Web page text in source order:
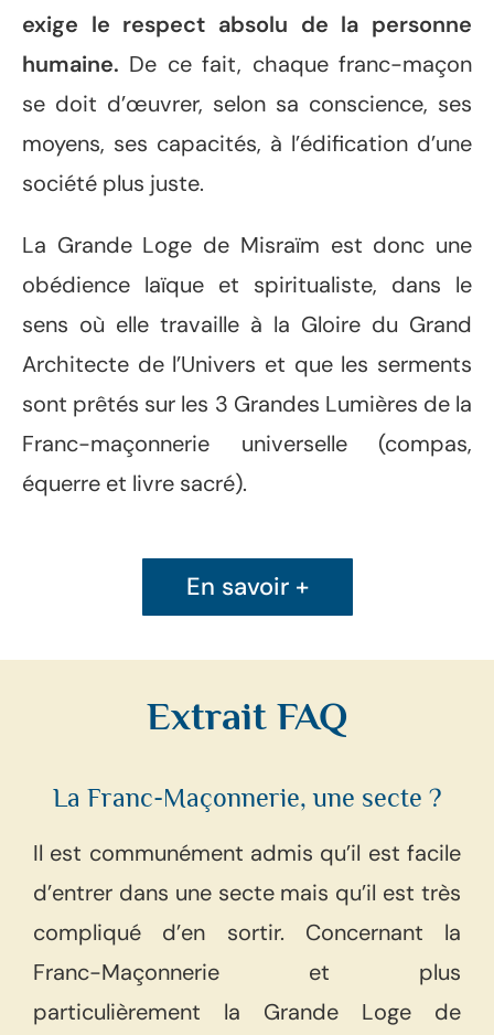
exige le respect absolu de la personne
humaine. De ce fait, chaque franc-maçon
se doit d’œuvrer, selon sa conscience, ses
moyens, ses capacités, à l’édification d’une
société plus juste.
La Grande Loge de Misraïm est donc une
obédience laïque et spiritualiste, dans le
sens où elle travaille à la Gloire du Grand
Architecte de l’Univers et que les serments
sont prêtés sur les 3 Grandes Lumières de la
Franc-maçonnerie universelle (compas,
équerre et livre sacré).
En savoir +
Extrait FAQ
La Franc-Maçonnerie, une secte ?
Il est communément admis qu’il est facile
d’entrer dans une secte mais qu’il est très
compliqué d’en sortir. Concernant la
Franc-Maçonnerie et plus
particulièrement la Grande Loge de